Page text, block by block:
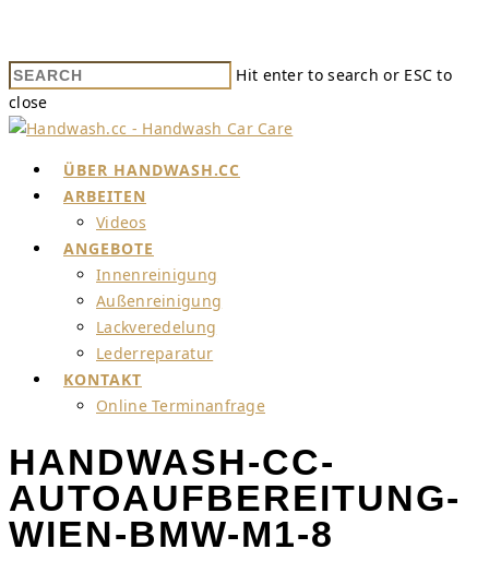
Hit enter to search or ESC to
close
ÜBER HANDWASH.CC
ARBEITEN
Videos
ANGEBOTE
Innenreinigung
Außenreinigung
Lackveredelung
Lederreparatur
KONTAKT
Online Terminanfrage
HANDWASH-CC-
AUTOAUFBEREITUNG-
WIEN-BMW-M1-8